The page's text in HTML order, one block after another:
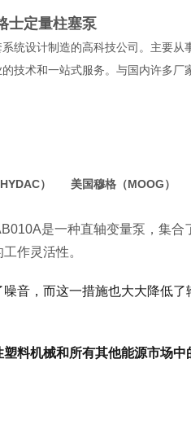
士定量柱塞泵
统设计制造的高科技公司。主要从
术和一站式服务。与国内许多厂
） 美国穆格（MOOG）
是一种直轴变量泵，集
作灵活性。
噪音，而这一措施也大大降低
料机械和所有其他能源市场